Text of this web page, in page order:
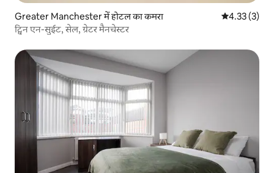
Greater Manchester में होटल का कमरा औसत रेटिंग 5
4.33 (3)
ट्विन एन-सुईट, सेल, ग्रेटर मैनचेस्टर